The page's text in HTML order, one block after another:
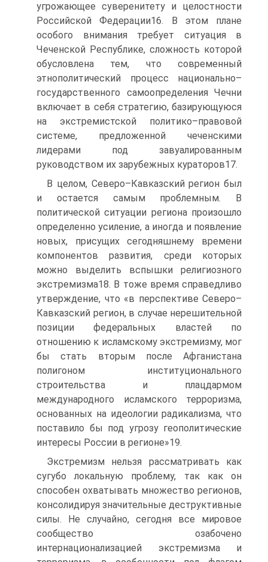
угрожающее суверенитету и целостности
Российской Федерации16. В этом плане
особого внимания требует ситуация в
Чеченской Республике, сложность которой
обусловлена тем, что современный
этнополитический процесс национально–
государственного самоопределения Чечни
включает в себя стратегию, базирующуюся
на экстремистской политико–правовой
системе, предложенной чеченскими
лидерами под завуалированным
руководством их зарубежных кураторов17.
В целом, Северо–Кавказский регион был
и остается самым проблемным. В
политической ситуации региона произошло
определенно усиление, а иногда и появление
новых, присущих сегодняшнему времени
компонентов развития, среди которых
можно выделить вспышки религиозного
экстремизма18. В тоже время справедливо
утверждение, что «в перспективе Северо–
Кавказский регион, в случае нерешительной
позиции федеральных властей по
отношению к исламскому экстремизму, мог
бы стать вторым после Афганистана
полигоном институционального
строительства и плацдармом
международного исламского терроризма,
основанных на идеологии радикализма, что
поставило бы под угрозу геополитические
интересы России в регионе»19.
Экстремизм нельзя рассматривать как
сугубо локальную проблему, так как он
способен охватывать множество регионов,
консолидируя значительные деструктивные
силы. Не случайно, сегодня все мировое
сообщество озабочено
интернационализацией экстремизма и